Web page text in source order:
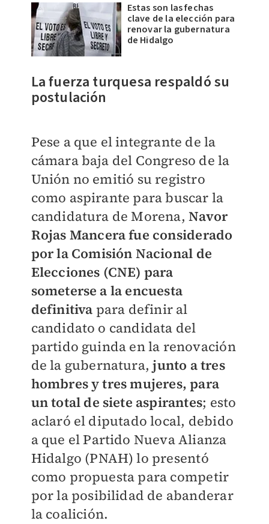
Estas son las fechas
clave de la elección para
renovar la gubernatura
de Hidalgo
La fuerza turquesa respaldó su
postulación
Pese a que el integrante de la
cámara baja del Congreso de la
Unión no emitió su registro
como aspirante para buscar la
candidatura de Morena,Navor
Rojas Mancera fue considerado
por la Comisión Nacional de
Elecciones (CNE) para
someterse a la encuesta
definitiva para definir al
candidato o candidata del
partido guinda en la renovación
de la gubernatura, junto a tres
hombres y tres mujeres, para
un total de siete aspirantes; esto
aclaró el diputado local, debido
a que el Partido Nueva Alianza
Hidalgo (PNAH) lo presentó
como propuesta para competir
por la posibilidad de abanderar
la coalición.